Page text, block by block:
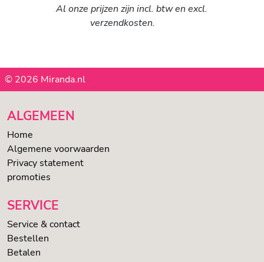
Al onze prijzen zijn incl. btw en excl.
verzendkosten.
© 2026 Miranda.nl
ALGEMEEN
Home
Algemene voorwaarden
Privacy statement
promoties
SERVICE
Service & contact
Bestellen
Betalen